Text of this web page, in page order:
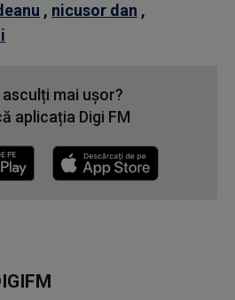
, nicusor dan ,
mai ușor?
aplicația Digi FM